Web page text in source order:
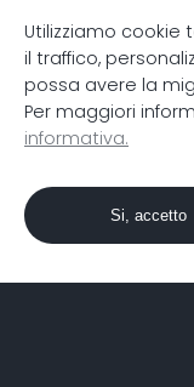
questa
Utilizziamo cookie
il traffico,
possa avere la
Per maggiori
informativa.
Si, accetto